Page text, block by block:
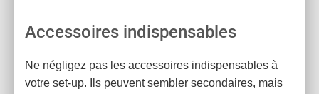
Accessoires indispensables
Ne négligez pas les accessoires indispensables à
votre set-up. Ils peuvent sembler secondaires, mais